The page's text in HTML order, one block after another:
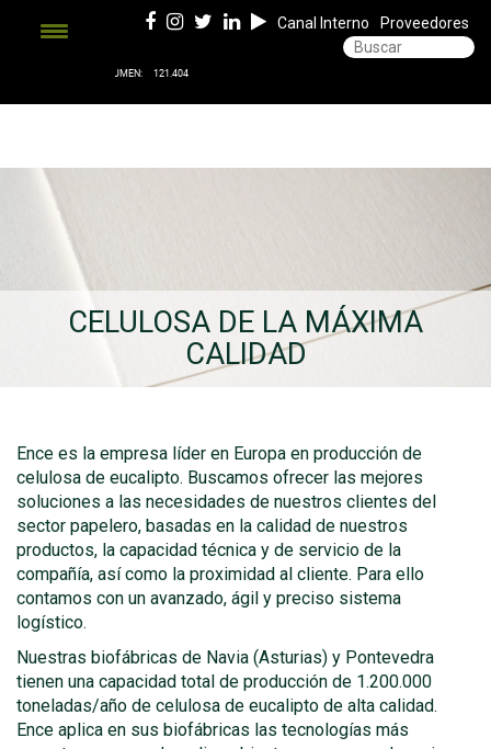
Canal Interno Proveedores
CELULOSA DE LA MÁXIMA
CALIDAD
Ence es la empresa líder en Europa en producción de
celulosa de eucalipto. Buscamos ofrecer las mejores
soluciones a las necesidades de nuestros clientes del
sector papelero, basadas en la calidad de nuestros
productos, la capacidad técnica y de servicio de la
compañía, así como la proximidad al cliente. Para ello
contamos con un avanzado, ágil y preciso sistema
logístico.
Nuestras biofábricas de Navia (Asturias) y Pontevedra
tienen una capacidad total de producción de 1.200.000
toneladas/año de celulosa de eucalipto de alta calidad.
Ence aplica en sus biofábricas las tecnologías más